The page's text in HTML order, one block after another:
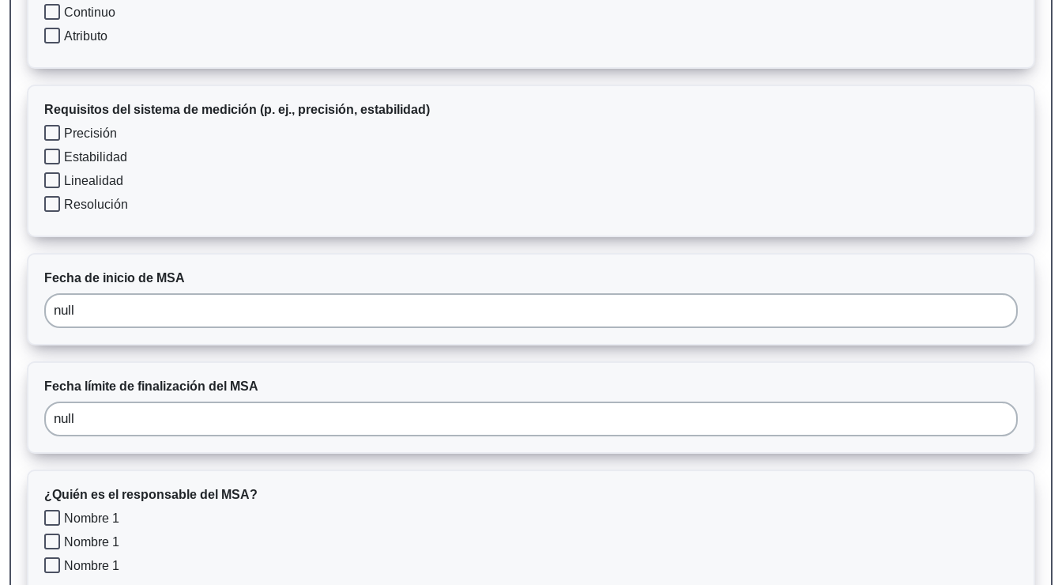
Continuo
Atributo
Requisitos del sistema de medición (p. ej., precisión, estabilidad)
Precisión
Estabilidad
Linealidad
Resolución
Fecha de inicio de MSA
Fecha límite de finalización del MSA
¿Quién es el responsable del MSA?
Nombre 1
Nombre 1
Nombre 1